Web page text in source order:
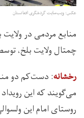
عکس: ویب‌سایت گردشگری افغانستان
منابع مردمی در
چمتال ولایت بلخ،
رخشانه: دست‌کم دو
روستای امام این